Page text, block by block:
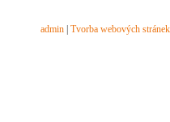
admin Tvorba webových stránek